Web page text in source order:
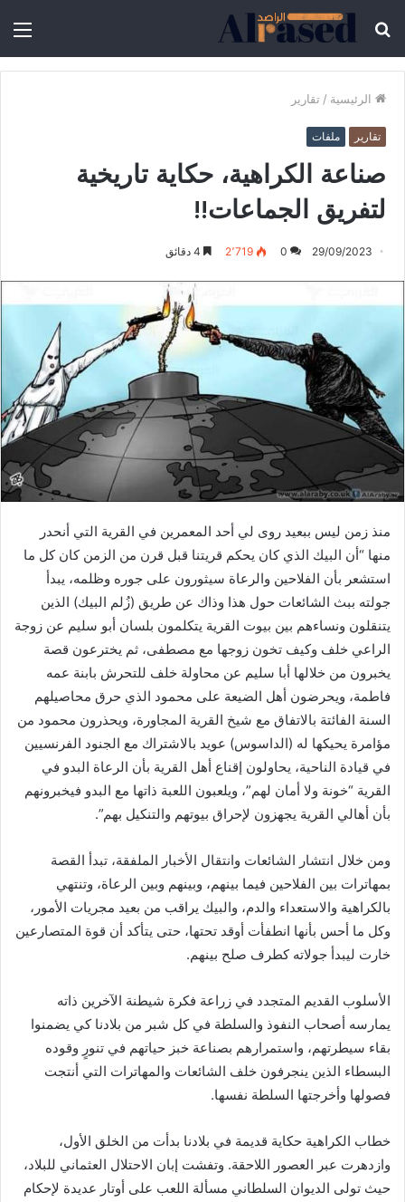
الرئيسية / تقارير
تقارير ملفات
صناعة الكراهية، حكاية تاريخية
لتفريق الجماعات!!
29/09/2023
0 2٬719
منذ زمن ليس ببعيد روى لي أحد المعمرين في القرية التي أنحدر
منها “أن البيك الذي كان يحكم قريتنا قبل قرن من الزمن كان كل ما
استشعر بأن الفلاحين والرعاة سيثورون على جوره وظلمه، يبدأ
جولته ببث الشائعات حول هذا وذاك عن طريق (زُلم البيك) الذين
يتنقلون ونساءهم بين بيوت القرية يتكلمون بلسان أبو سليم عن زوجة
الراعي خلف وكيف تخون زوجها مع مصطفى، ثم يخترعون قصة
يخبرون من خلالها أبا سليم عن محاولة خلف للتحرش بابنة عمه
فاطمة، ويحرضون أهل الضيعة على محمود الذي حرق محاصيلهم
السنة الفائتة بالاتفاق مع شيخ القرية المجاورة، ويحذرون محمود من
مؤامرة يحيكها له (الداسوس) عويد بالاشتراك مع الجنود الفرنسيين
في قيادة الناحية، يحاولون إقناع أهل القرية بأن الرعاة البدو في
القرية “خونة ولا أمان لهم”، ويلعبون اللعبة ذاتها مع البدو فيخبرونهم
بأن أهالي القرية يجهزون لإحراق بيوتهم والتنكيل بهم”.
ومن خلال انتشار الشائعات وانتقال الأخبار الملفقة، تبدأ القصة
بمهاترات بين الفلاحين فيما بينهم، وبينهم وبين الرعاة، وتنتهي
بالكراهية والاستعداء والدم، والبيك يراقب من بعيد مجريات الأمور،
وكل ما أحس بأنها انطفأت أوقد تحتها، حتى يتأكد أن قوة المتصارعين
خارت ليبدأ جولاته كطرف صلح بينهم.
الأسلوب القديم المتجدد في زراعة فكرة شيطنة الآخرين ذاته
يمارسه أصحاب النفوذ والسلطة في كل شبر من بلادنا كي يضمنوا
بقاء سيطرتهم، واستمرارهم بصناعة خبز حياتهم في تنورٍ وقوده
البسطاء الذين ينجرفون خلف الشائعات والمهاترات التي أنتجت
فصولها وأخرجتها السلطة نفسها.
خطاب الكراهية حكاية قديمة في بلادنا بدأت من الخلق الأول،
وازدهرت عبر العصور اللاحقة. وتفشت إبان الاحتلال العثماني للبلاد،
حيث تولى الديوان السلطاني مسألة اللعب على أوتار عديدة لإحكام